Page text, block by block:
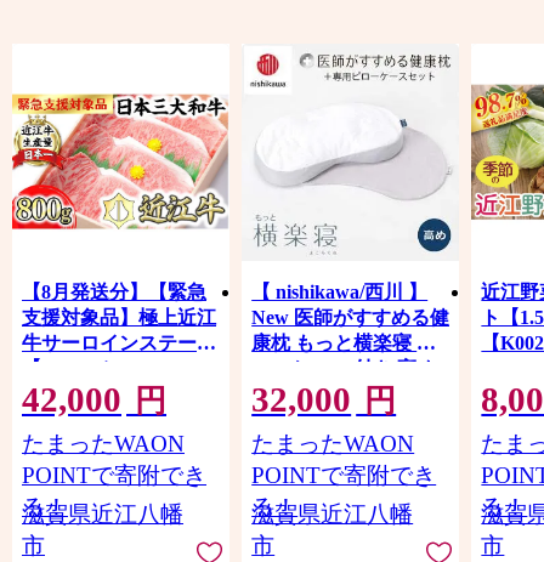
【8月発送分】【緊急
支援対象品】極上近江
牛サーロインステーキ
【800ｇ（ 200ｇ×4
枚）】【CB03W-8m】
42,000 円
たまったWAON
POINTで寄附でき
る！
滋賀県近江八幡
市
【 nishikawa/西川 】
New 医師がすすめる健
康枕 もっと横楽寝 ピ
ローケース 付き 高め
グレー 【P344W】
32,000 円
たまったWAON
POINTで寄附でき
る！
滋賀県近江八幡
市
近江野
ト【
【
たま
る！
滋賀
市